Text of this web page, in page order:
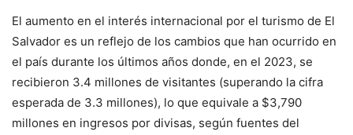
El aumento en el interés internacional por el turismo de El
Salvador es un reflejo de los cambios que han ocurrido en
el país durante los últimos años donde, en el 2023, se
recibieron 3.4 millones de visitantes (superando la cifra
esperada de 3.3 millones), lo que equivale a $3,790
millones en ingresos por divisas, según fuentes del